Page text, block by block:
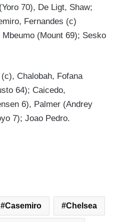
70), De Ligt, Shaw;
Fernandes (c)
(Mount 69); Sesko
Chalobah, Fofana
64); Caicedo,
6), Palmer (Andrey
7); Joao Pedro.
Casemiro Chelsea